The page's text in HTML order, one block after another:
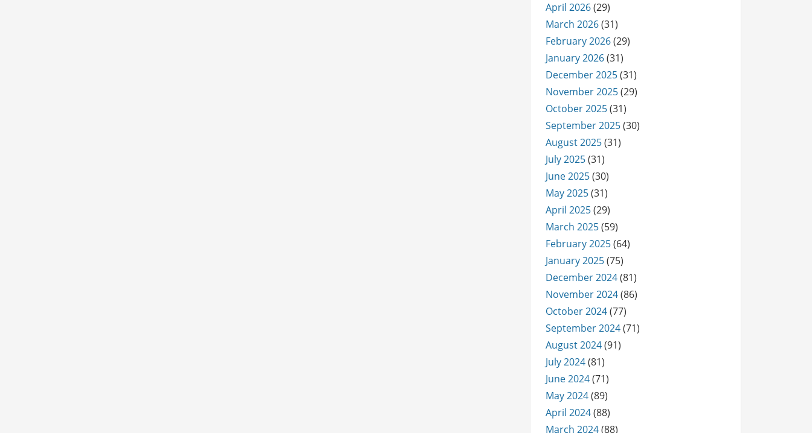
April 2026(29)
March 2026(31)
February 2026(29)
January 2026(31)
December 2025(31)
November 2025(29)
October 2025(31)
September 2025(30)
August 2025(31)
July 2025(31)
June 2025(30)
May 2025(31)
April 2025(29)
March 2025(59)
February 2025(64)
January 2025(75)
December 2024(81)
November 2024(86)
October 2024(77)
September 2024(71)
August 2024(91)
July 2024(81)
June 2024(71)
May 2024(89)
April 2024(88)
March 2024(88)